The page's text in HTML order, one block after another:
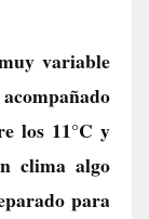
variable
los 11°C y
clima algo
para